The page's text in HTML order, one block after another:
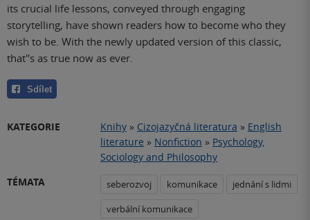
its crucial life lessons, conveyed through engaging
storytelling, have shown readers how to become who they
wish to be. With the newly updated version of this classic,
that''s as true now as ever.
Sdílet
KATEGORIE Knihy » Cizojazyčná literatura » English
literature » Nonfiction » Psychology,
Sociology and Philosophy
TÉMATA
seberozvoj komunikace
jednání s lidmi
verbální komunikace